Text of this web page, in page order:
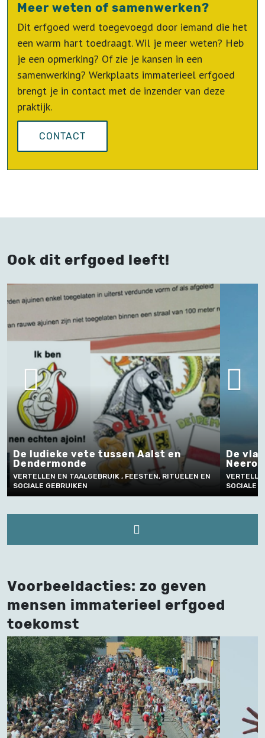
Meer weten of samenwerken?
Dit erfgoed werd toegevoegd door iemand die het
een warm hart toedraagt. Wil je meer weten? Heb
je een opmerking? Of zie je kansen in een
samenwerking? Werkplaats immaterieel erfgoed
brengt je in contact met de inzender van deze
praktijk.
CONTACT
Ook dit erfgoed leeft!
De ludieke vete tussen Aalst en
Dendermonde
VERTELLEN EN TAALGEBRUIK , FEESTEN, RITUELEN EN
SOCIALE GEBRUIKEN
De
SOCIALE
Voorbeeldacties: zo geven
mensen immaterieel erfgoed
toekomst